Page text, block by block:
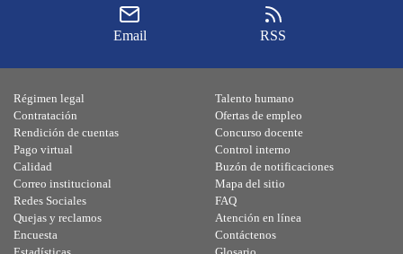
Email RSS
Régimen legal
Contratación
Rendición de cuentas
Pago virtual
Calidad
Talento humano
Ofertas de empleo
Concurso docente
Control interno
Buzón de notificaciones
Correo institucional
Redes Sociales
Quejas y reclamos
Encuesta
Mapa del sitio
FAQ
Atención en línea
Contáctenos